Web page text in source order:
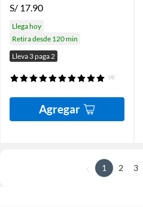
S/ 17.90
Llega hoy
Retira desde 120 min
Lleva 3 paga 2
(4)
Agregar
1 2 3